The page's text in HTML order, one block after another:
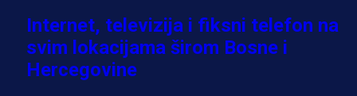
Internet, televizija i fiksni telefon na
svim lokacijama širom Bosne i
Hercegovine